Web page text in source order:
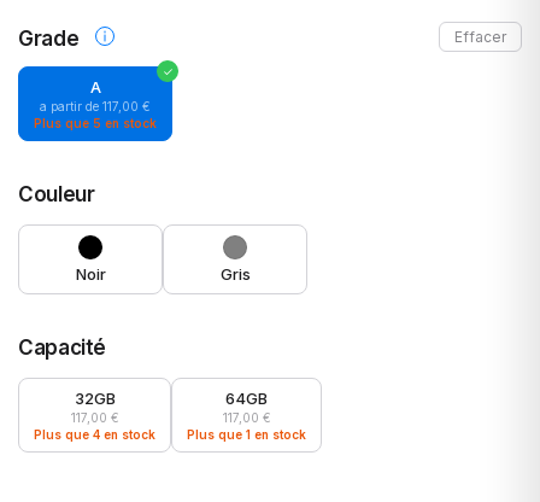
Grade Effacer
A
a partir de 117,00 €
Plus que 5 en stock
Couleur
Noir Gris
Capacité
32GB
117,00 €
Plus que 4 en stock
64GB
117,00 €
Plus que 1 en stock